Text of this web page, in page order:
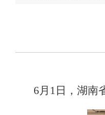
6月1日，湖南